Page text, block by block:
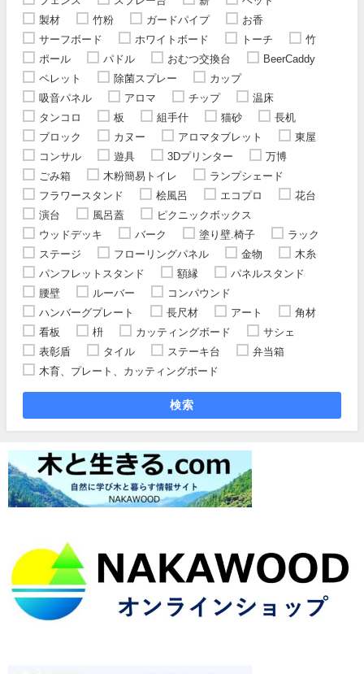
製材
竹粉 ガードパイプ
お香
サーフボード
ホワイトボード トーチ
竹
ポール
パドル おむつ交換台
BeerCaddy
ペレット
除菌スプレー
カップ
吸音パネル
アロマ チップ
温床
タンコロ
板 組手什 猫砂
長机
ブロック
カヌー アロマタブレット
東屋
コンサル
遊具 3Dプリンター
万博
ごみ箱
木粉簡易トイレ
ランプシェード
フラワースタンド
桧風呂 エコプロ
花台
演台
風呂蓋
ピクニックボックス
ウッドデッキ
バーク 塗り壁.椅子
ラック
ステージ
フローリングパネル 金物
木糸
パンフレットスタンド
額縁
パネルスタンド
腰壁
ルーバー
コンパウンド
ハンバーグプレート
長尺材 アート
角材
看板
枡 カッティングボード
サシェ
表彰盾
タイル ステーキ台
弁当箱
木育、プレート、カッティングボード
検索